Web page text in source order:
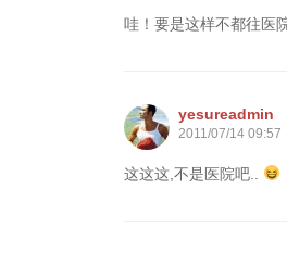
哇！要是这样不都往医
yesureadmin
2011/07/14 09:57
这这这,不是医院吧..